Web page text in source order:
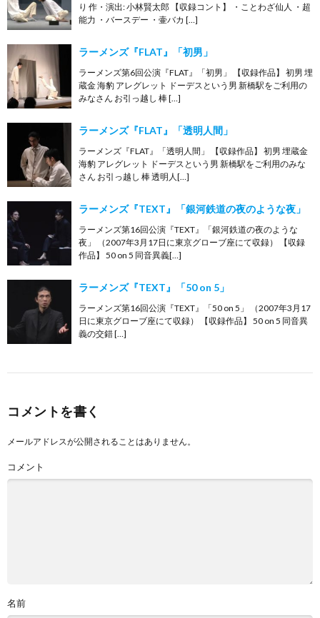
り 作・演出: 小林賢太郎 【収録コント】 ・ことわざ仙人 ・超
能力 ・バースデー ・壷バカ […]
ラーメンズ『FLAT』「初男」
ラーメンズ第6回公演『FLAT』「初男」 【収録作品】 初男 埋
蔵金 海豹 アレグレット ドーデスという男 新橋駅をご利用の
みなさん お引っ越し 棒 […]
ラーメンズ『FLAT』「透明人間」
ラーメンズ『FLAT』「透明人間」 【収録作品】 初男 埋蔵金
海豹 アレグレット ドーデスという男 新橋駅をご利用のみな
さん お引っ越し 棒 透明人[…]
ラーメンズ『TEXT』「銀河鉄道の夜のような夜」
ラーメンズ第16回公演『TEXT』「銀河鉄道の夜のような
夜」 （2007年3月17日に東京グローブ座にて収録） 【収録
作品】 50 on 5 同音異義[…]
ラーメンズ『TEXT』「50 on 5」
ラーメンズ第16回公演『TEXT』「50 on 5」 （2007年3月17
日に東京グローブ座にて収録） 【収録作品】 50 on 5 同音異
義の交錯 […]
コメントを書く
メールアドレスが公開されることはありません。
コメント
名前